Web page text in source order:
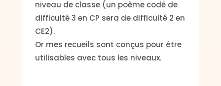
niveau de classe (un poème codé de
difficulté 3 en CP sera de difficulté 2 en
CE2).
Or mes recueils sont conçus pour être
utilisables avec tous les niveaux.